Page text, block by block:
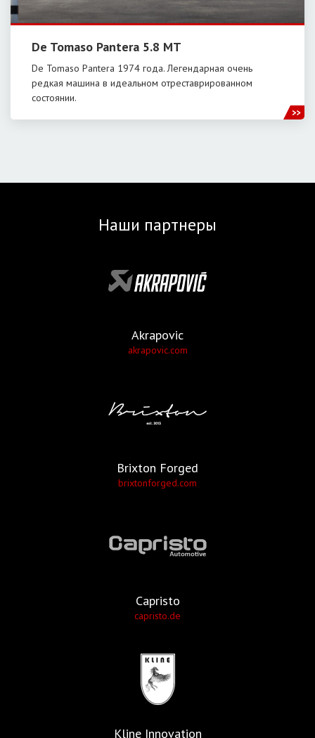
De Tomaso Pantera 5.8 MT
De Tomaso Pantera 1974 года. Легендарная очень
редкая машина в идеальном отреставрированном
состоянии.
Наши партнеры
Akrapovic
akrapovic.com
Brixton Forged
brixtonforged.com
Capristo
capristo.de
Kline Innovation